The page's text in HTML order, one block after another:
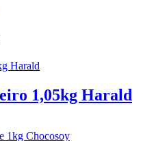
1,05kg Harald